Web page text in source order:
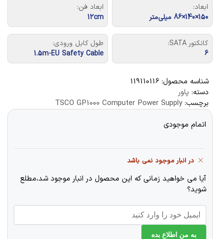
ابعاد:
150×140×86 میلی‌متر
ابعاد فن:
12cm
کانکتور SATA:
6
طول کابل ورودی:
1.5m-EU Safety Cable
شناسه محصول: 119110116
دسته: پاور
برچسب:TSCO GP1000 Computer Power Supply
اتمام موجودی
در انبار موجود نمی باشد
آیا می خواهید زمانی که این محصول در انبار موجود شد،مطلع
شوید؟
به من اطلاع بده